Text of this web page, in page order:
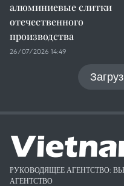
алюминиевые слитки
отечественного
производства
26/07/2026 14:49
РУКОВОДЯЩЕЕ АГЕНТСТВО:
АГЕНТСТВО